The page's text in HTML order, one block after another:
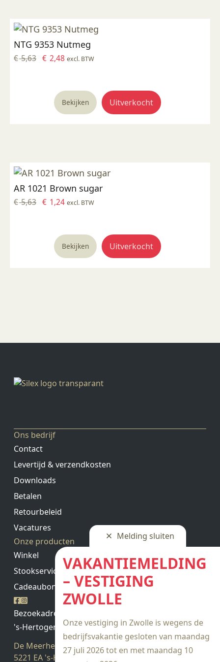
Melding sluiten
VAKANTIEMELDING
– VESTIGING
ZWOLLE
Onze vestiging in Zwolle is wegens de
bedrijfsvakantie gesloten van maandag
27 juli 2026 tot en met maandag 10
NTG 9353 Nutmeg
€5,63 Oorspronkelijke
€ 5,63.
€ 2,48 Huidige
€ 2,48.
excl. BTW
Bekijken Uitverkocht
AR 1021 Brown sugar
€5,63 Oorspronkelijke
€ 5,63.
€ 1,24Huidige
€ 1,24.
excl. BTW
Bekijken Uitverkocht
Ons bedrijf
Contact
Levertijd & verzendkosten
Downloads
Betalen
Retourbeleid
Vacatures
Onze producten
Winkel
Stookservice
Cadeaubon saldo
Bezoekadres
's-Hertogenbosch
De Meerheuvel 21
5221 EA 's-Hertogenbosch